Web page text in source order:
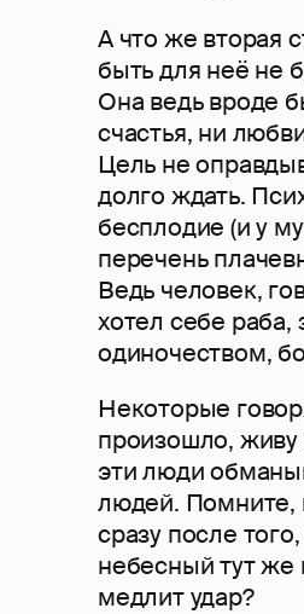
А что же вторая
быть для неё не
Она ведь вроде
счастья, ни
Цель не
долго ждать.
бесплодие (и у
перечень
Ведь человек,
хотел себе раба,
одиночеством,
Некоторые
произошло, живу
эти люди
людей. Помните,
сразу после
небесный тут же
медлит удар?